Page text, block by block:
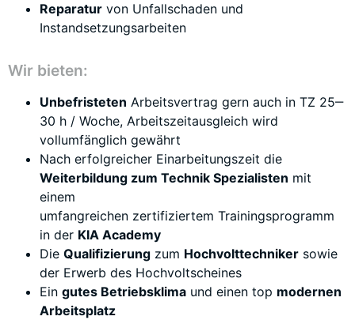
Reparatur von Unfallschaden und
Instandsetzungsarbeiten
Wir bieten:
Unbefristeten Arbeitsvertrag gern auch in TZ 25‒
30 h / Woche, Arbeitszeitausgleich wird
vollumfänglich gewährt
Nach erfolgreicher Einarbeitungszeit die
Weiterbildung zum Technik Spezialisten mit
einem
umfangreichen zertifiziertem Trainingsprogramm
in der KIA Academy
Die Qualifizierung zum Hochvolttechniker sowie
der Erwerb des Hochvoltscheines
Ein gutes Betriebsklima und einen top modernen
Arbeitsplatz